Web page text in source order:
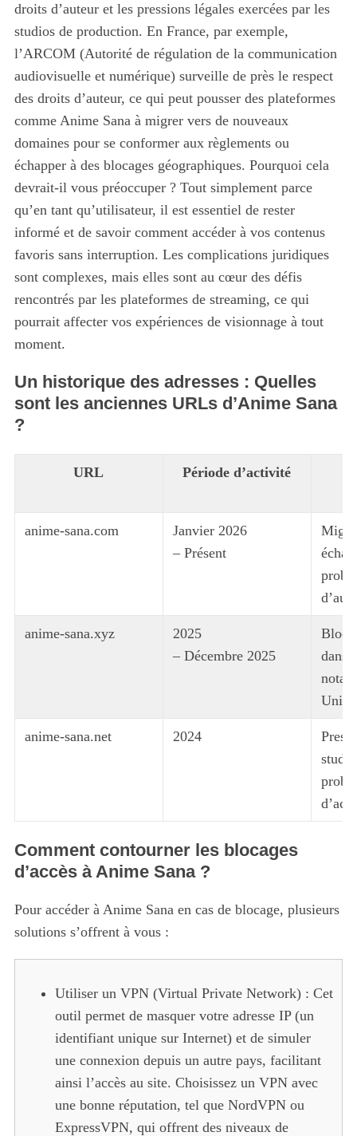
droits d’auteur et les pressions légales exercées par les
studios de production. En France, par exemple,
l’ARCOM (Autorité de régulation de la communication
audiovisuelle et numérique) surveille de près le respect
des droits d’auteur, ce qui peut pousser des plateformes
comme Anime Sana à migrer vers de nouveaux
domaines pour se conformer aux règlements ou
échapper à des blocages géographiques. Pourquoi cela
devrait-il vous préoccuper ? Tout simplement parce
qu’en tant qu’utilisateur, il est essentiel de rester
informé et de savoir comment accéder à vos contenus
favoris sans interruption. Les complications juridiques
sont complexes, mais elles sont au cœur des défis
rencontrés par les plateformes de streaming, ce qui
pourrait affecter vos expériences de visionnage à tout
moment.
Un historique des adresses : Quelles
sont les anciennes URLs d’Anime Sana
?
URL Période d’activité
anime-sana.com
Janvier 2026
– Présent
anime-sana.xyz
2025
– Décembre 2025
dans
Unis
anime-sana.net 2024
Comment contourner les blocages
d’accès à Anime Sana ?
Pour accéder à Anime Sana en cas de blocage, plusieurs
solutions s’offrent à vous :
Utiliser un VPN (Virtual Private Network) : Cet
outil permet de masquer votre adresse IP (un
identifiant unique sur Internet) et de simuler
une connexion depuis un autre pays, facilitant
ainsi l’accès au site. Choisissez un VPN avec
une bonne réputation, tel que NordVPN ou
ExpressVPN, qui offrent des niveaux de